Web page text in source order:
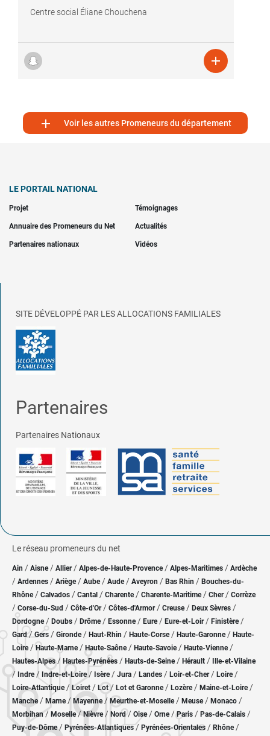
Centre social Éliane Chouchena

 Voir les autres Promeneurs du département
LE PORTAIL NATIONAL
Projet Témoignages
Annuaire des Promeneurs du Net Actualités
Partenaires nationaux Vidéos
SITE DÉVELOPPÉ PAR LES ALLOCATIONS FAMILIALES
Partenaires
Partenaires Nationaux
Le réseau promeneurs du net
Ain / Aisne/ Allier/ Alpes-de-Haute-Provence / Alpes-Maritimes / Ardèche
/ Ardennes / Ariège/ Aube/ Aude / Aveyron / Bas Rhin / Bouches-du-
Rhône/ Calvados / Cantal / Charente / Charente-Maritime/ Cher / Corrèze
/ Corse-du-Sud / Côte-d'Or / Côtes-d'Armor/ Creuse/ Deux Sèvres /
Dordogne/ Doubs / Drôme/ Essonne / Eure/ Eure-et-Loir / Finistère/
Gard/Gers / Gironde/ Haut-Rhin / Haute-Corse/ Haute-Garonne/ Haute-
Loire/Haute-Marne/ Haute-Saône/ Haute-Savoie/ Haute-Vienne/
Hautes-Alpes/ Hautes-Pyrénées / Hauts-de-Seine/ Hérault / Ille-et-Vilaine
/ Indre/ Indre-et-Loire/ Isère/ Jura / Landes / Loir-et-Cher/ Loire/
Loire-Atlantique/ Loiret / Lot/ Lot et Garonne/ Lozère / Maine-et-Loire/
Manche/ Marne/ Mayenne/ Meurthe-et-Moselle/ Meuse/ Monaco /
Morbihan/ Moselle/ Nièvre / Nord/ Oise / Orne/Paris / Pas-de-Calais /
Puy-de-Dôme/ Pyrénées-Atlantiques / Pyrénées-Orientales / Rhône/